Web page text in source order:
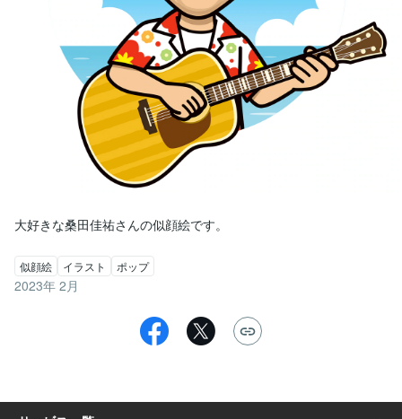
大好きな桑田佳祐さんの似顔絵です。
似顔絵 イラスト ポップ
2023年 2月